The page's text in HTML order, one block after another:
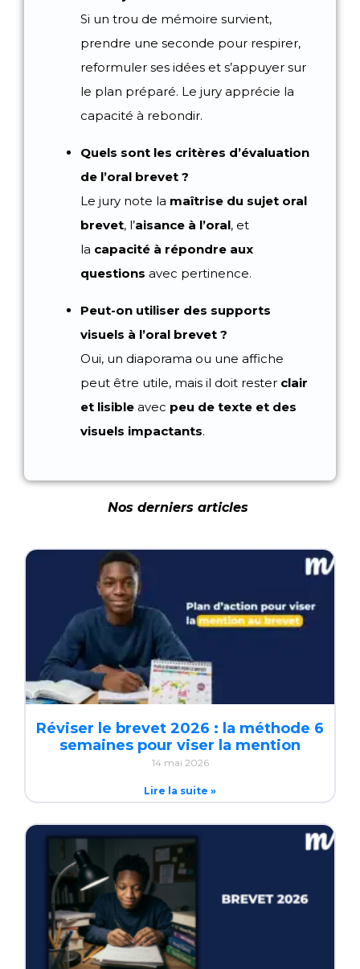
Si un trou de mémoire survient,
prendre une seconde pour respirer,
reformuler ses idées et s’appuyer sur
le plan préparé. Le jury apprécie la
capacité à rebondir.
Quels sont les critères d’évaluation
de l’oral brevet ?
Le jury note la maîtrise du sujet oral
brevet, l’aisance à l’oral, et
la capacité à répondre aux
questions avec pertinence.
Peut-on utiliser des supports
visuels à l’oral brevet ?
Oui, un diaporama ou une affiche
peut être utile, mais il doit rester clair
et lisible avec peu de texte et des
visuels impactants.
Nos derniers articles
Réviser le brevet 2026 : la méthode 6
semaines pour viser la mention
14 mai 2026
Lire la suite »